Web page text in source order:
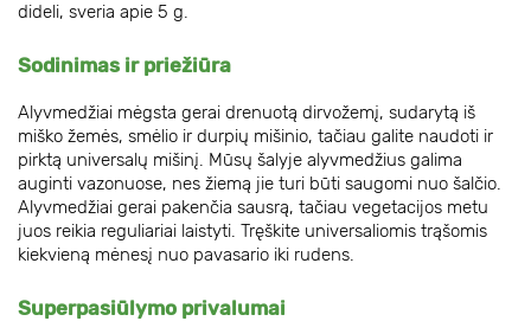
dideli, sveria apie 5 g.
Sodinimas ir priežiūra
Alyvmedžiai mėgsta gerai drenuotą dirvožemį, sudarytą iš
miško žemės, smėlio ir durpių mišinio, tačiau galite naudoti ir
pirktą universalų mišinį. Mūsų šalyje alyvmedžius galima
auginti vazonuose, nes žiemą jie turi būti saugomi nuo šalčio.
Alyvmedžiai gerai pakenčia sausrą, tačiau vegetacijos metu
juos reikia reguliariai laistyti. Tręškite universaliomis trąšomis
kiekvieną mėnesį nuo pavasario iki rudens.
Superpasiūlymo privalumai